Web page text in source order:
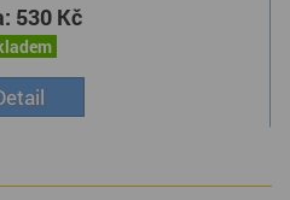
530 Kč